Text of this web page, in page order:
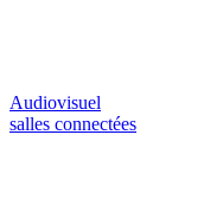
Audiovisuel
salles connectées